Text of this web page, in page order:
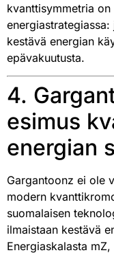
kvanttisymmetria
kestävä energian
epävakuutusta.
4.
esimus
energian
Gargantoonz ei ole
modern
suomalaisen
ilmaistaan kestävä
Energiaskalasta